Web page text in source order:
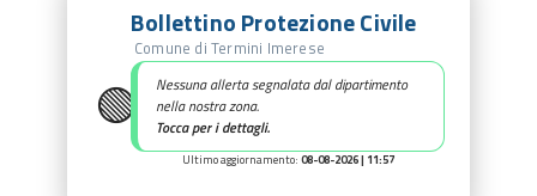
🟢
Bollettino Protezione Civile
Comune di Termini Imerese
Nessuna allerta segnalata dal dipartimento
nella nostra zona.
Tocca per i dettagli.
Ultimo aggiornamento: 08-08-2026 | 11:57